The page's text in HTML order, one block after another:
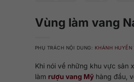
Vùng làm vang
PHỤ TRÁCH NỘI DUNG: KHÁNH HUYỀN
Khi nói về những khu vực sản
làm rượu vang Mỹ hàng đầu,